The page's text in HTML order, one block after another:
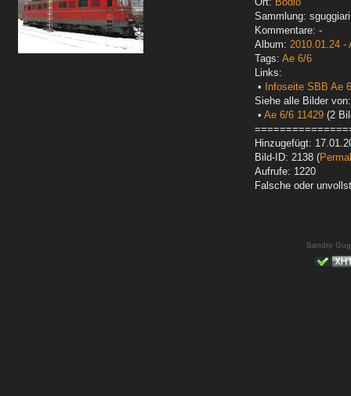
Sammlung:
Kommentare: -
Album: 2010.01.24 -
Tags: Ae 6/6
Links:
•
Infoseite SBB Ae
Siehe alle Bilder von:
• Ae 6/6 11429 (2
Hinzugefügt:
Bild-ID: 2138 (
Aufrufe: 1220
Falsche oder
Sandro